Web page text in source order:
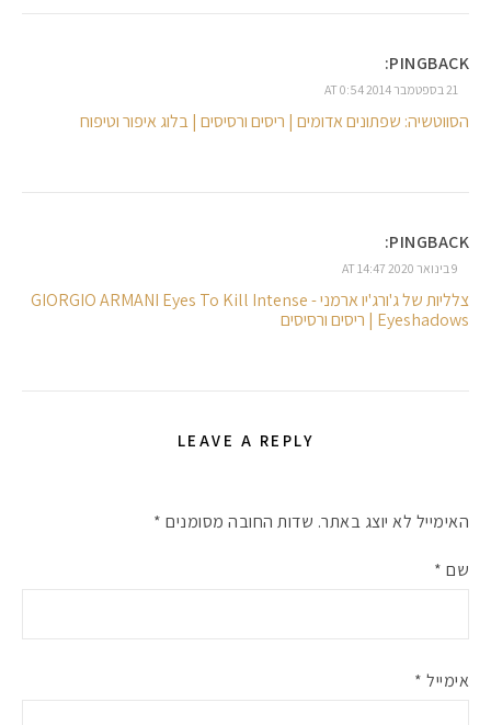
PINGBACK:
21 בספטמבר 2014 AT 0:54
הסווטשיה: שפתונים אדומים | ריסים ורסיסים | בלוג איפור וטיפוח
PINGBACK:
9 בינואר 2020 AT 14:47
צלליות של ג'ורג'יו ארמני - GIORGIO ARMANI Eyes To Kill Intense
Eyeshadows | ריסים ורסיסים
LEAVE A REPLY
האימייל לא יוצג באתר. שדות החובה מסומנים *
שם *
אימייל *